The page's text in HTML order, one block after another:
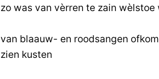
zo was van vèrren te zain wèlstoe
van blaauw- en roodsangen
zien kusten